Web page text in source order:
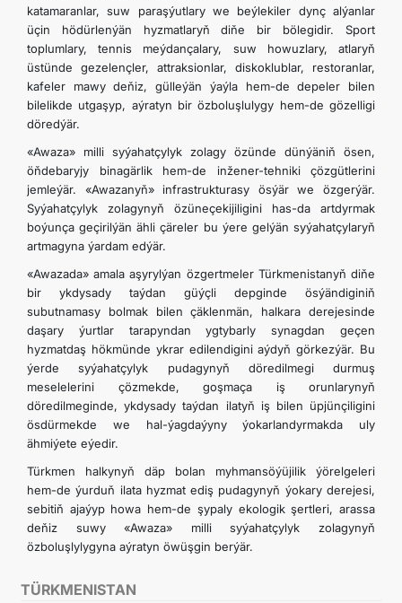
TÜRKMENISTAN
katamaranlar, suw paraşýutlary we beýlekiler dynç alýanlar
üçin hödürlenýän hyzmatlaryň diňe bir bölegidir. Sport
toplumlary, tennis meýdançalary, suw howuzlary, atlaryň
üstünde gezelençler, attraksionlar, diskoklublar, restoranlar,
kafeler mawy deňiz, gülleýän ýaýla hem-de depeler bilen
bilelikde utgaşyp, aýratyn bir özboluşlulygy hem-de gözelligi
döredýär.
«Awaza» milli syýahatçylyk zolagy özünde dünýäniň ösen,
öňdebaryjy binagärlik hem-de inžener-tehniki çözgütlerini
jemleýär. «Awazanyň» infrastrukturasy ösýär we özgerýär.
Syýahatçylyk zolagynyň özüneçekijiligini has-da artdyrmak
boýunça geçirilýän ähli çäreler bu ýere gelýän syýahatçylaryň
artmagyna ýardam edýär.
«Awazada» amala aşyrylýan özgertmeler Türkmenistanyň diňe
bir ykdysady taýdan güýçli depginde ösýändiginiň
subutnamasy bolmak bilen çäklenmän, halkara derejesinde
daşary ýurtlar tarapyndan ygtybarly synagdan geçen
hyzmatdaş hökmünde ykrar edilendigini aýdyň görkezýär. Bu
ýerde syýahatçylyk pudagynyň döredilmegi durmuş
meselelerini çözmekde, goşmaça iş orunlarynyň
döredilmeginde, ykdysady taýdan ilatyň iş bilen üpjünçiligini
ösdürmekde we hal-ýagdaýyny ýokarlandyrmakda uly
ähmiýete eýedir.
Türkmen halkynyň däp bolan myhmansöýüjilik ýörelgeleri
hem-de ýurduň ilata hyzmat ediş pudagynyň ýokary derejesi,
sebitiň ajaýyp howa hem-de şypaly ekologik şertleri, arassa
deňiz suwy «Awaza» milli syýahatçylyk zolagynyň
özboluşlylygyna aýratyn öwüşgin berýär.